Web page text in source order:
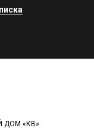
ДОМ «КВ».